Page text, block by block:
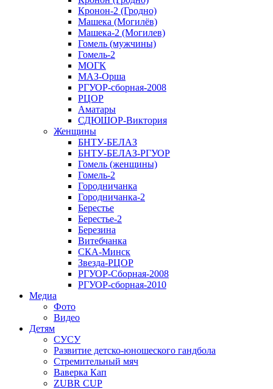
Кронон-2 (Гродно)
Машека (Могилёв)
Машека-2 (Могилев)
Гомель (мужчины)
Гомель-2
МОГК
МАЗ-Орша
РГУОР-сборная-2008
РЦОР
Аматары
СДЮШОР-Виктория
Женщины
БНТУ-БЕЛАЗ
БНТУ-БЕЛАЗ-РГУОР
Гомель (женщины)
Гомель-2
Городничанка
Городничанка-2
Берестье
Берестье-2
Березина
Витебчанка
СКА-Минск
Звезда-РЦОР
РГУОР-Сборная-2008
РГУОР-сборная-2010
Медиа
Фото
Видео
Детям
СУСУ
Развитие детско-юношеского гандбола
Стремительный мяч
Ваверка Кап
ZUBR CUP